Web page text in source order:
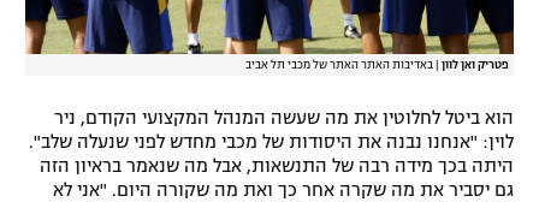
פטריק ואן לוון באדיבות האתר האתר של מכבי תל אביב
הוא ביטל לחלוטין את מה שעשה המנהל המקצועי הקודם, ניר
לוין: "אנחנו נבנה את היסודות של מכבי מחדש לפני שנעלה שלב".
היתה בכך מידה רבה של התנשאות, אבל מה שנאמר בראיון הזה
גם יסביר את מה שקרה אחר כך ואת מה שקורה היום. "אני לא